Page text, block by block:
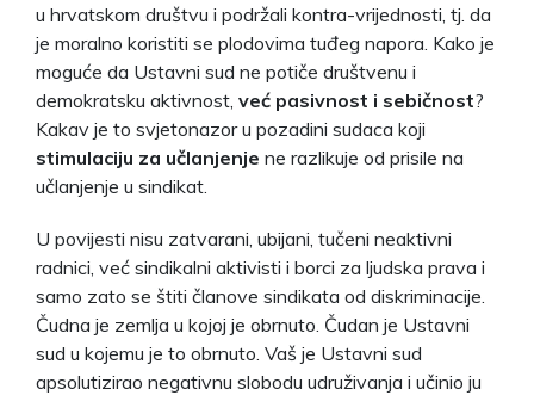
u hrvatskom društvu i podržali kontra-vrijednosti, tj. da
je moralno koristiti se plodovima tuđeg napora. Kako je
moguće da Ustavni sud ne potiče društvenu i
demokratsku aktivnost, već pasivnost i sebičnost?
Kakav je to svjetonazor u pozadini sudaca koji
stimulaciju za učlanjenje ne razlikuje od prisile na
učlanjenje u sindikat.
U povijesti nisu zatvarani, ubijani, tučeni neaktivni
radnici, već sindikalni aktivisti i borci za ljudska prava i
samo zato se štiti članove sindikata od diskriminacije.
Čudna je zemlja u kojoj je obrnuto. Čudan je Ustavni
sud u kojemu je to obrnuto. Vaš je Ustavni sud
apsolutizirao negativnu slobodu udruživanja i učinio ju